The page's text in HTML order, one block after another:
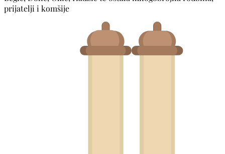
prijatelji i komšije